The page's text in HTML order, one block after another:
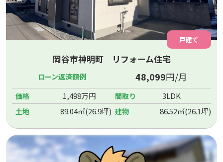
戸建て
岡谷市神明町 リフォーム住宅
ローン返済額例 48,099円/月
価格 1,498万円 間取り 3LDK
土地 89.04㎡(26.9坪) 建物 86.52㎡(26.1坪)